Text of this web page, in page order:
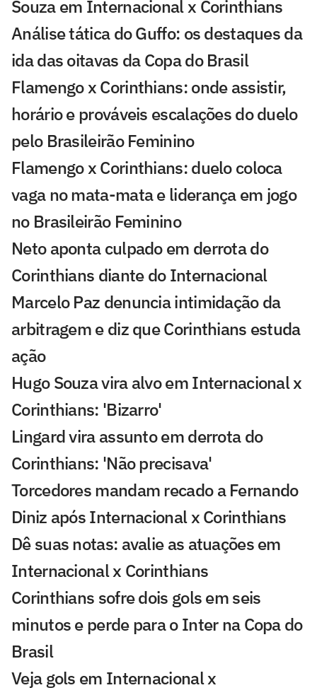
Souza em Internacional x Corinthians
Análise tática do Guffo: os destaques da
ida das oitavas da Copa do Brasil
Flamengo x Corinthians: onde assistir,
horário e prováveis escalações do duelo
pelo Brasileirão Feminino
Flamengo x Corinthians: duelo coloca
vaga no mata-mata e liderança em jogo
no Brasileirão Feminino
Neto aponta culpado em derrota do
Corinthians diante do Internacional
Marcelo Paz denuncia intimidação da
arbitragem e diz que Corinthians estuda
ação
Hugo Souza vira alvo em Internacional x
Corinthians: 'Bizarro'
Lingard vira assunto em derrota do
Corinthians: 'Não precisava'
Torcedores mandam recado a Fernando
Diniz após Internacional x Corinthians
Dê suas notas: avalie as atuações em
Internacional x Corinthians
Corinthians sofre dois gols em seis
minutos e perde para o Inter na Copa do
Brasil
Veja gols em Internacional x